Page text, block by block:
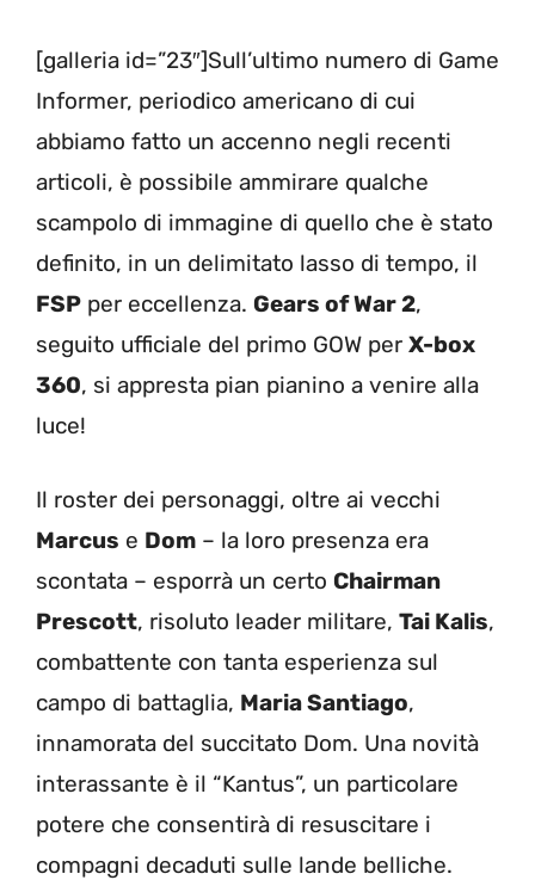
[galleria id=”23″]Sull’ultimo numero di Game
Informer, periodico americano di cui
abbiamo fatto un accenno negli recenti
articoli, è possibile ammirare qualche
scampolo di immagine di quello che è stato
definito, in un delimitato lasso di tempo, il
FSP per eccellenza. Gears of War 2,
seguito ufficiale del primo GOW per X-box
360, si appresta pian pianino a venire alla
luce!
Il roster dei personaggi, oltre ai vecchi
Marcus e Dom – la loro presenza era
scontata – esporrà un certo Chairman
Prescott, risoluto leader militare, Tai Kalis,
combattente con tanta esperienza sul
campo di battaglia, Maria Santiago,
innamorata del succitato Dom. Una novità
interassante è il “Kantus”, un particolare
potere che consentirà di resuscitare i
compagni decaduti sulle lande belliche.